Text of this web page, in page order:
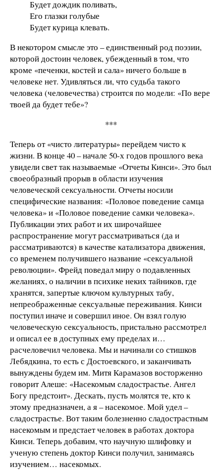
Будет дождик поливать,
Его глазки голубые
Будет курица клевать.
В некотором смысле это – единственный род поэзии,
которой достоин человек, убежденный в том, что
кроме «печенки, костей и сала» ничего больше в
человеке нет. Удивляться ли, что судьба такого
человека (человечества) строится по модели: «По вере
твоей да будет тебе»?
***
Теперь от «чисто литературы» перейдем чисто к
жизни. В конце 40 – начале 50-х годов прошлого века
увидели свет так называемые «Отчеты Кинси». Это был
своеобразный прорыв в области изучения
человеческой сексуальности. Отчеты носили
специфические названия: «Половое поведение самца
человека» и «Половое поведение самки человека».
Публикации этих работ и их широчайшее
распространение могут рассматриваться (да и
рассматриваются) в качестве катализатора движения,
со временем получившего название «сексуальной
революции». Фрейд поведал миру о подавленных
желаниях, о наличии в психике неких тайников, где
хранятся, запертые ключом культурных табу,
непреображенные сексуальные переживания. Кинси
поступил иначе и совершил иное. Он взял голую
человеческую сексуальность, пристально рассмотрел
и описал ее в доступных ему пределах и…
расчеловечил человека. Мы и начинали со стишков
Лебядкина, то есть с Достоевского, и заканчивать
вынуждены будем им. Митя Карамазов восторженно
говорит Алеше: «Насекомым сладострастье. Ангел
Богу предстоит». Дескать, пусть молятся те, кто к
этому предназначен, а я – насекомое. Мой удел –
сладострастье. Вот таким болезненно сладострастным
насекомым и предстает человек в работах доктора
Кинси. Теперь добавим, что научную шлифовку и
ученую степень доктор Кинси получил, занимаясь
изучением… насекомых.